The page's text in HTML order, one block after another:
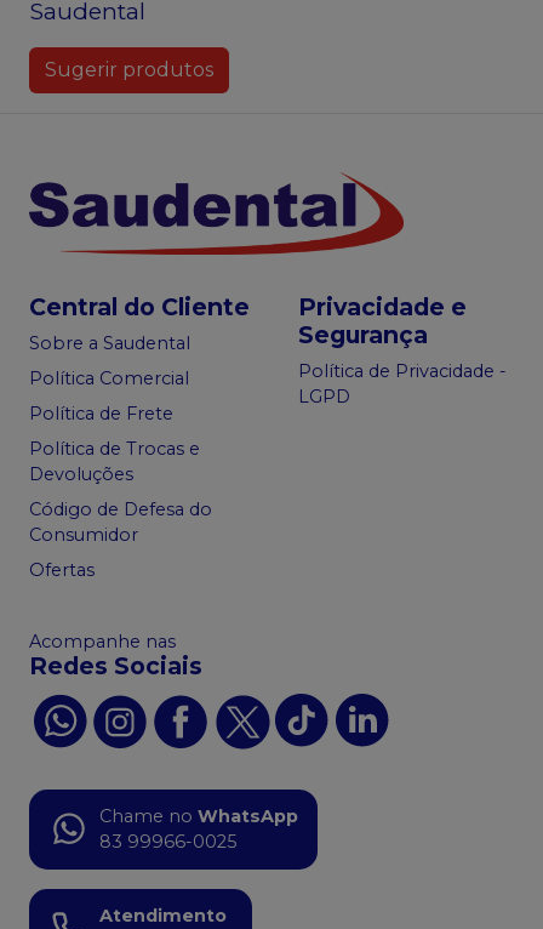
Saudental
Sugerir produtos
Central do Cliente
Sobre a Saudental
Política Comercial
Política de Frete
Política de Trocas e
Devoluções
Código de Defesa do
Consumidor
Ofertas
Privacidade e
Segurança
Política de Privacidade -
LGPD
Acompanhe nas
Redes Sociais
Chame no WhatsApp
83 99966-0025
Atendimento